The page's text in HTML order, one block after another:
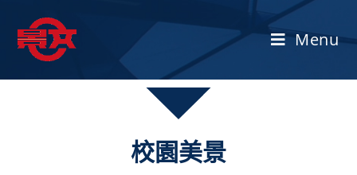
Menu
校園美景